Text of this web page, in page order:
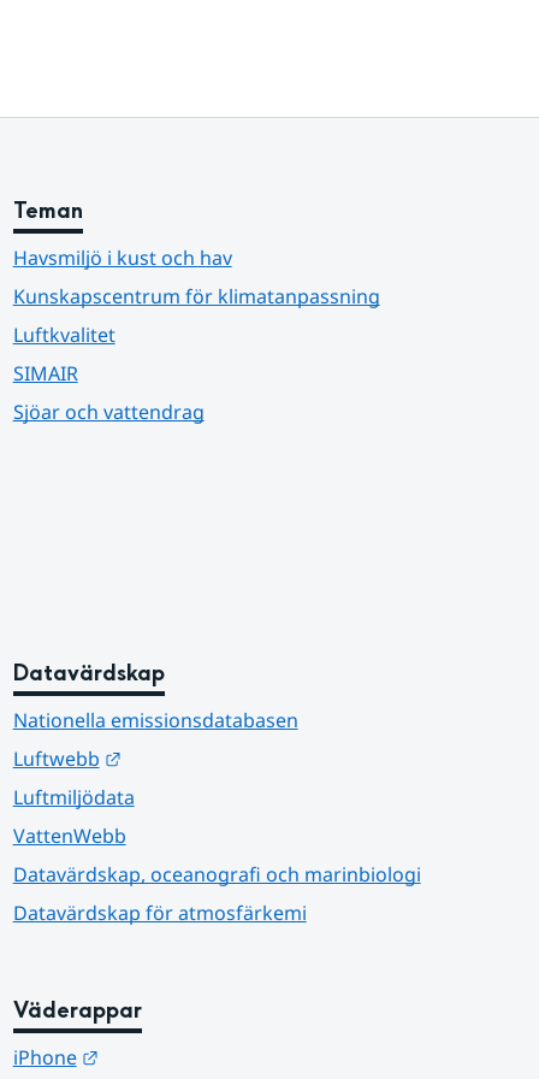
Teman
Havsmiljö i kust och hav
Kunskapscentrum för klimatanpassning
Luftkvalitet
SIMAIR
Sjöar och vattendrag
Datavärdskap
Nationella emissionsdatabasen
Luftwebb
Länk till annan webbplats.
Luftmiljödata
VattenWebb
Datavärdskap, oceanografi och marinbiologi
Datavärdskap för atmosfärkemi
Väderappar
iPhone Länk till annan webbplats.